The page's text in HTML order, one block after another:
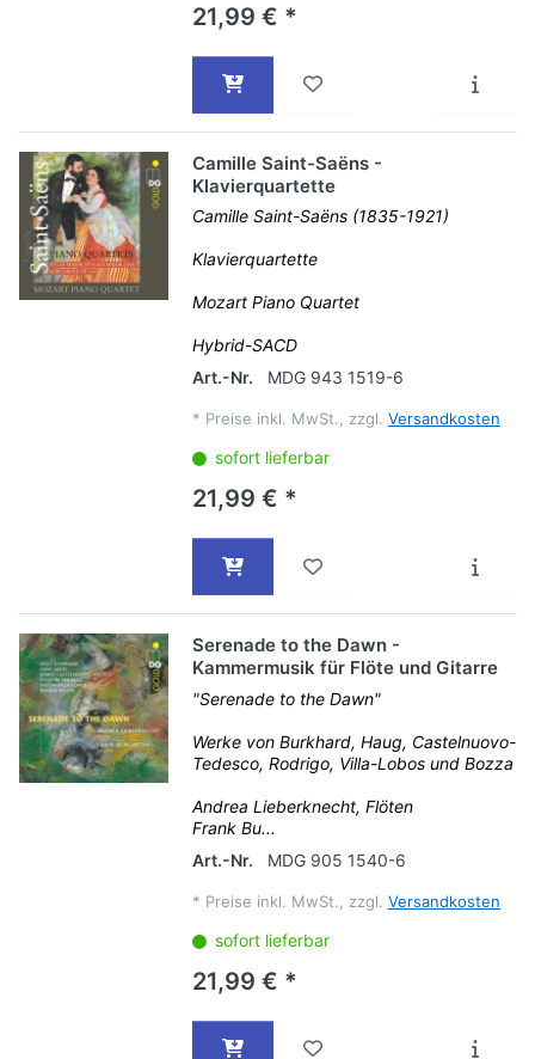
21,99 € *
Camille Saint-Saëns -
Klavierquartette
Camille Saint-Saëns (1835-1921)
Klavierquartette
Mozart Piano Quartet
Hybrid-SACD
Art.-Nr.
MDG 943 1519-6
* Preise inkl. MwSt., zzgl. Versandkosten
sofort lieferbar
21,99 € *
Serenade to the Dawn -
Kammermusik für Flöte und Gitarre
"Serenade to the Dawn"
Werke von Burkhard, Haug, Castelnuovo-
Tedesco, Rodrigo, Villa-Lobos und Bozza
Andrea Lieberknecht, Flöten
Frank Bu...
Art.-Nr.
MDG 905 1540-6
* Preise inkl. MwSt., zzgl. Versandkosten
sofort lieferbar
21,99 € *